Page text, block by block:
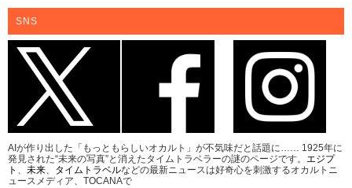
SNS
AIが作り出した「もっともらしいオカルト」が不気味だと話題に…… 1925年に
発見された“未来の写真”と消えたタイムトラベラーの謎のページです。 エジプ
ト 、 未来、 タイムトラベルなどの最新ニュースは好奇心を刺激するオカルトニ
ュースメディア、TOCANAで